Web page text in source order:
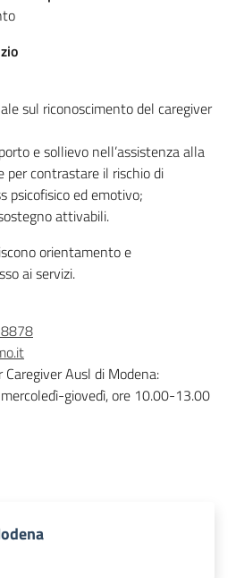
sul riconoscimento del caregiver
e sollievo nell’assistenza alla
per contrastare il rischio di
psicofisico ed emotivo;
attivabili.
orientamento e
ai servizi.
Ausl di Modena:
giovedì, ore 10.00-13.00